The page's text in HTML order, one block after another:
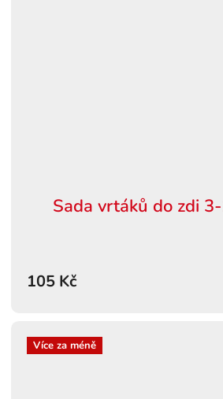
Sada vrtáků do zdi
105 Kč
Více za méně